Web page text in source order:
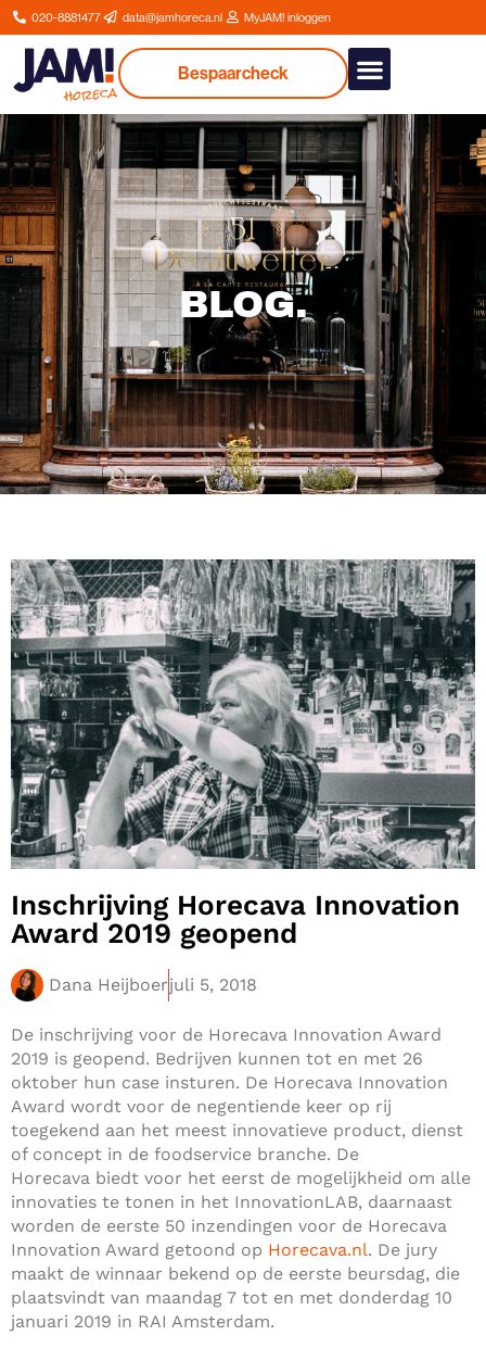
020-8881477 data@jamhoreca.nl MyJAM! inloggen
Bespaarcheck
BLOG.
Inschrijving Horecava Innovation
Award 2019 geopend
Dana Heijboerjuli 5, 2018
De inschrijving voor de Horecava Innovation Award
2019 is geopend. Bedrijven kunnen tot en met 26
oktober hun case insturen. De Horecava Innovation
Award wordt voor de negentiende keer op rij
toegekend aan het meest innovatieve product, dienst
of concept in de foodservice branche. De
Horecava biedt voor het eerst de mogelijkheid om alle
innovaties te tonen in het InnovationLAB, daarnaast
worden de eerste 50 inzendingen voor de Horecava
Innovation Award getoond op Horecava.nl. De jury
maakt de winnaar bekend op de eerste beursdag, die
plaatsvindt van maandag 7 tot en met donderdag 10
januari 2019 in RAI Amsterdam.